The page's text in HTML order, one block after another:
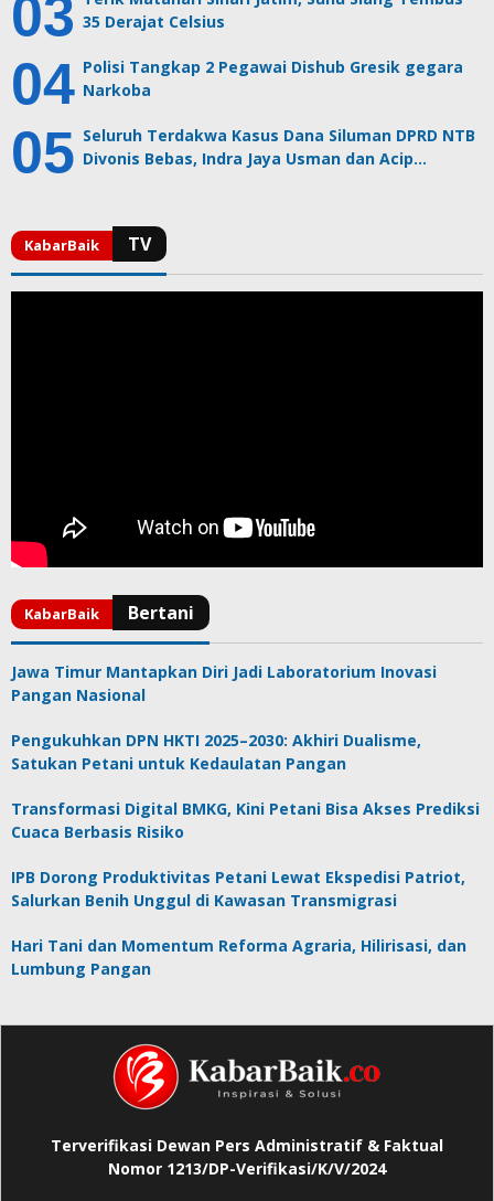
35 Derajat Celsius
Polisi Tangkap 2 Pegawai Dishub Gresik gegara
Narkoba
Seluruh Terdakwa Kasus Dana Siluman DPRD NTB
Divonis Bebas, Indra Jaya Usman dan Acip…
Jawa Timur Mantapkan Diri Jadi Laboratorium Inovasi
Pangan Nasional
Pengukuhkan DPN HKTI 2025–2030: Akhiri Dualisme,
Satukan Petani untuk Kedaulatan Pangan
Transformasi Digital BMKG, Kini Petani Bisa Akses Prediksi
Cuaca Berbasis Risiko
IPB Dorong Produktivitas Petani Lewat Ekspedisi Patriot,
Salurkan Benih Unggul di Kawasan Transmigrasi
Hari Tani dan Momentum Reforma Agraria, Hilirisasi, dan
Lumbung Pangan
Terverifikasi Dewan Pers Administratif & Faktual
Nomor 1213/DP-Verifikasi/K/V/2024